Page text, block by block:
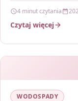
4 minut czytania
Czytaj więcej
WODOSPADY